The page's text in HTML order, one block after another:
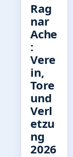
Rag
nar
Ache
:
Vere
in,
Tore
und
Verl
etzu
ng
2026